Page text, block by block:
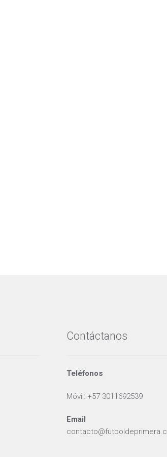
Contáctanos
Teléfonos
Móvil: +57 3011692539
Email